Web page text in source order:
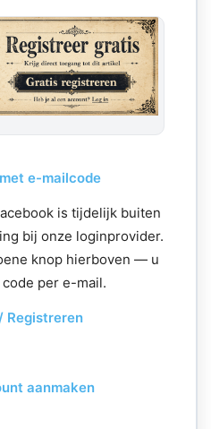
e-mailcode
is tijdelijk buiten
bij onze loginprovider.
knop hierboven — u
per e-mail.
Registreren
aanmaken